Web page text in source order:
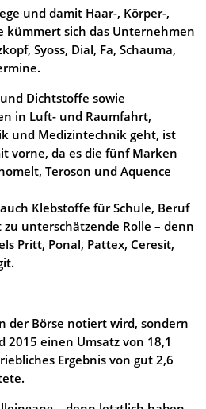
und damit Haar-, Körper-,
kümmert sich das Unternehmen
Syoss, Dial, Fa, Schauma,
Dichtstoffe sowie
in Luft- und Raumfahrt,
und Medizintechnik geht, ist
vorne, da es die fünf Marken
Teroson und Aquence
Klebstoffe für Schule, Beruf
unterschätzende Rolle – denn
Pritt, Ponal, Pattex, Ceresit,
der Börse notiert wird, sondern
einen Umsatz von 18,1
Ergebnis von gut 2,6